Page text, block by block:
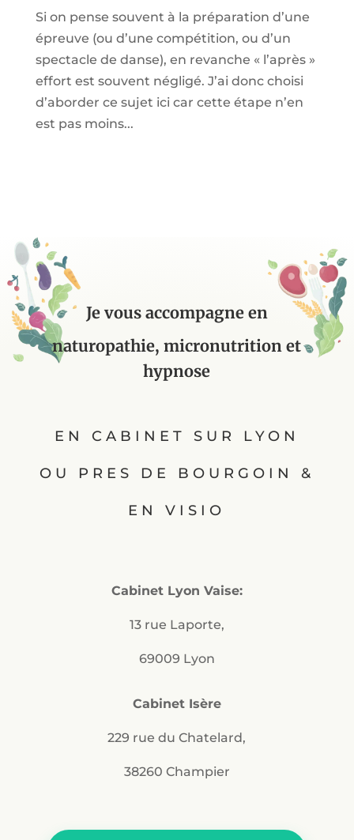
Si on pense souvent à la préparation d’une
épreuve (ou d’une compétition, ou d’un
spectacle de danse), en revanche « l’après »
effort est souvent négligé. J’ai donc choisi
d’aborder ce sujet ici car cette étape n’en
est pas moins...
Je vous accompagne en
naturopathie, micronutrition et
hypnose
EN CABINET SUR LYON
OU PRES DE BOURGOIN &
EN VISIO
Cabinet Lyon Vaise:
13 rue Laporte,
69009 Lyon
Cabinet Isère
229 rue du Chatelard,
38260 Champier